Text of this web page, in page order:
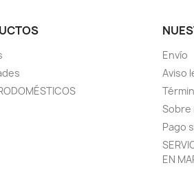
Envío
Aviso
Pago
EN